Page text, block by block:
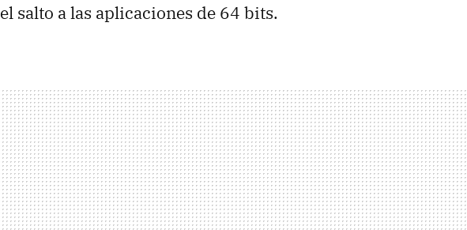
el salto a las aplicaciones de 64 bits.